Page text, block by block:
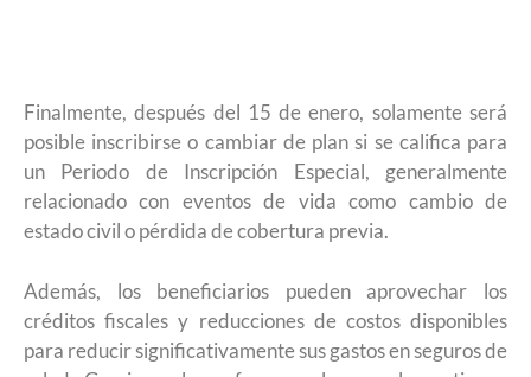
Finalmente, después del 15 de enero, solamente será
posible inscribirse o cambiar de plan si se califica para
un Periodo de Inscripción Especial, generalmente
relacionado con eventos de vida como cambio de
estado civil o pérdida de cobertura previa.
Además, los beneficiarios pueden aprovechar los
créditos fiscales y reducciones de costos disponibles
para reducir significativamente sus gastos en seguros de